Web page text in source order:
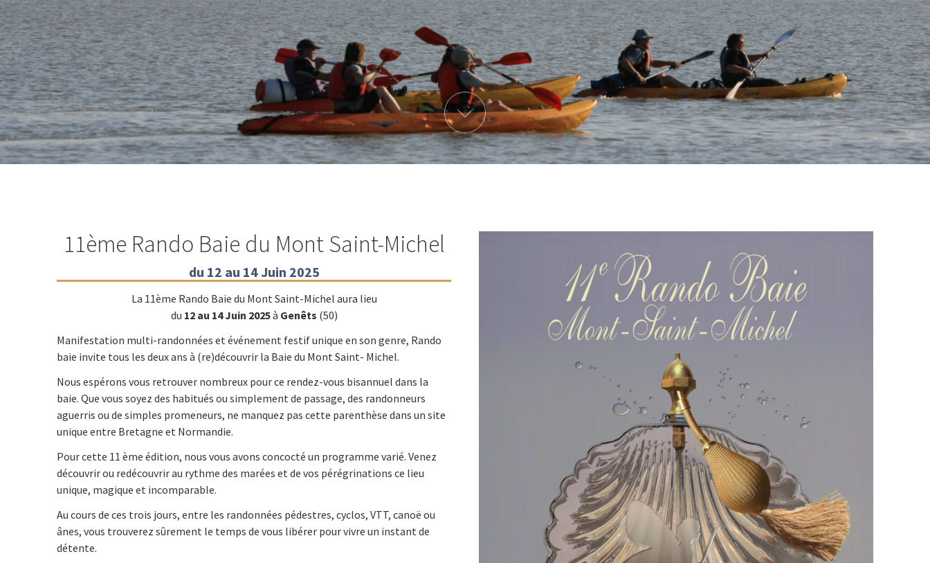
11ème Rando Baie du Mont Saint-Michel
du 12 au 14 Juin 2025
La 11ème Rando Baie du Mont Saint-Michel aura lieu
du 12 au 14 Juin 2025à Genêts (50)
Manifestation multi-randonnées et événement festif unique en son genre, Rando
baie invite tous les deux ans à (re)découvrir la Baie du Mont Saint- Michel.
Nous espérons vous retrouver nombreux pour ce rendez-vous bisannuel dans la
baie. Que vous soyez des habitués ou simplement de passage, des randonneurs
aguerris ou de simples promeneurs, ne manquez pas cette parenthèse dans un site
unique entre Bretagne et Normandie.
Pour cette 11 ème édition, nous vous avons concocté un programme varié. Venez
découvrir ou redécouvrir au rythme des marées et de vos pérégrinations ce lieu
unique, magique et incomparable.
Au cours de ces trois jours, entre les randonnées pédestres, cyclos, VTT, canoë ou
ânes, vous trouverez sûrement le temps de vous libérer pour vivre un instant de
détente.